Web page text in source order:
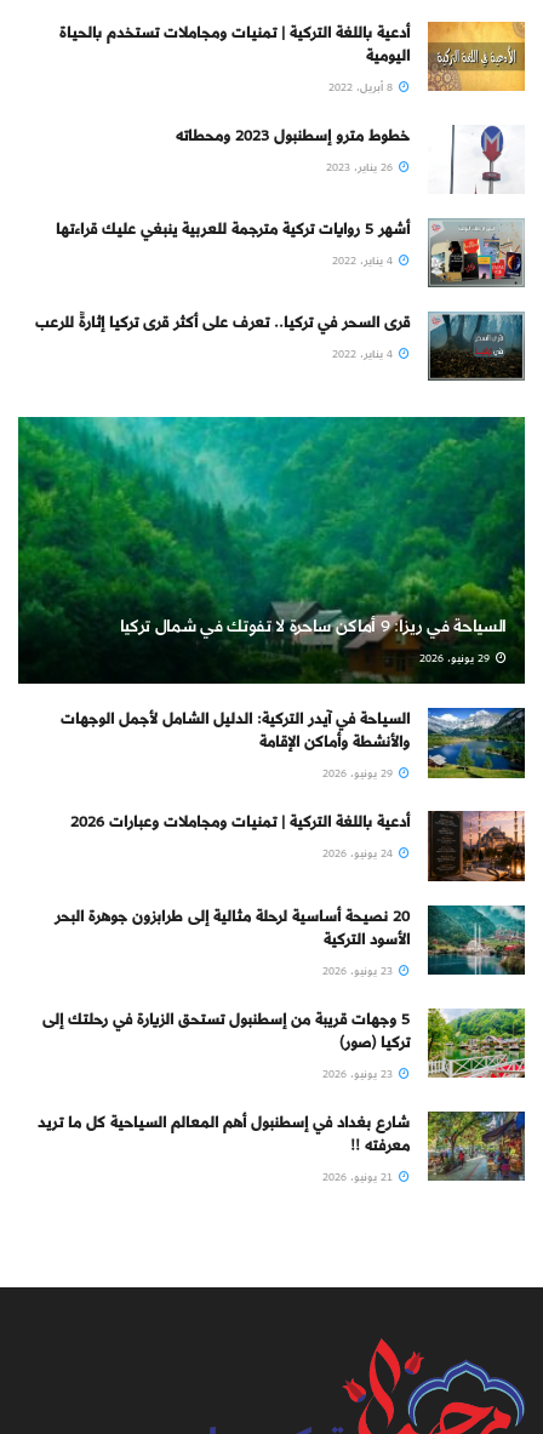
أدعية باللغة التركية | تمنيات ومجاملات تستخدم بالحياة
اليومية
خطوط مترو إسطنبول 2023 ومحطاته
أشهر 5 روايات تركية مترجمة للعربية ينبغي عليك قراءتها
قرى السحر في تركيا.. تعرف على أكثر قرى تركيا إثارةً للرعب
السياحة في ريزا: 9 أماكن ساحرة لا تفوتك في شمال تركيا
السياحة في آيدر التركية: الدليل الشامل لأجمل الوجهات
والأنشطة وأماكن الإقامة
أدعية باللغة التركية | تمنيات ومجاملات وعبارات 2026
20 نصيحة أساسية لرحلة مثالية إلى طرابزون جوهرة البحر
الأسود التركية
5 وجهات قريبة من إسطنبول تستحق الزيارة في رحلتك إلى
تركيا (صور)
شارع بغداد في إسطنبول أهم المعالم السياحية كل ما تريد
معرفته !!